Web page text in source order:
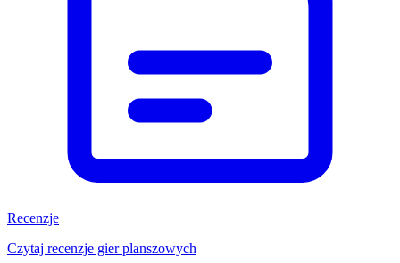
Recenzje
Czytaj recenzje gier planszowych